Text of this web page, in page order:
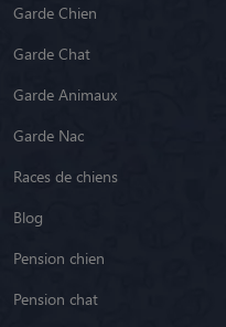
Garde Chien
Garde Chat
Garde Animaux
Garde Nac
Races de chiens
Blog
Pension chien
Pension chat